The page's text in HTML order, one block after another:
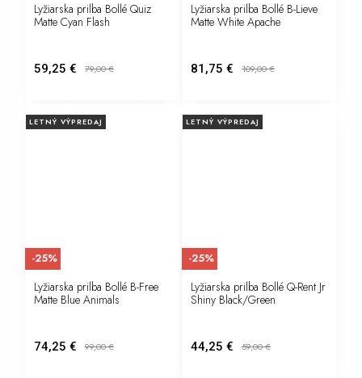
Lyžiarska prilba Bollé Quiz
Matte Cyan Flash
59,25 € 79,00€
Lyžiarska prilba Bollé B-Lieve
Matte White Apache
81,75 € 109,00€
LETNÝ VÝPREDAJ
Lyžiarska prilba Bollé B-Free
Matte Blue Animals
74,25 € 99,00€
-25%
LETNÝ VÝPREDAJ
Lyžiarska prilba Bollé Q-Rent Jr
Shiny Black/Green
44,25 € 59,00€
-25%